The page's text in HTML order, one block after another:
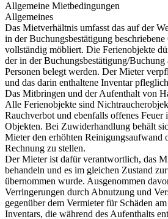
Allgemeine Mietbedingungen
Allgemeines
Das Mietverhältnis umfasst das auf der
in der Buchungsbestätigung
vollständig möbliert. Die Ferienobjekte
der in der Buchungsbestätigung/Buchung
Personen belegt werden. Der Mieter
und das darin enthaltene Inventar
Das Mitbringen und der Aufenthalt von
Alle Ferienobjekte sind
Rauchverbot und ebenfalls offenes
Objekten. Bei Zuwiderhandlung behält
Mieter den erhöhten Reinigungsaufwand
Rechnung zu stellen.
Der Mieter ist dafür verantwortlich, das
behandeln und es im gleichen Zustand
übernommen wurde. Ausgenommen
Verringerungen durch Abnutzung und
gegenüber dem Vermieter für Schäden
Inventars, die während des Aufenthalts